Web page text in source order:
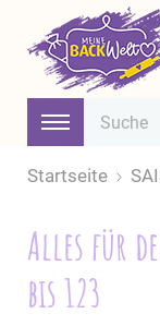
Startseite
Alles für
bis 123